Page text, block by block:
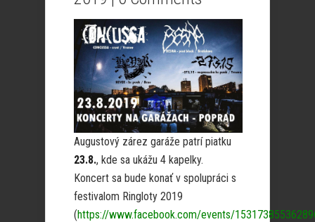
Augustový zárez garáže patrí piatku
23.8., kde sa ukážu 4 kapelky.
Koncert sa bude konať v spolupráci s
festivalom Ringloty 2019
(https://www.facebook.com/events/